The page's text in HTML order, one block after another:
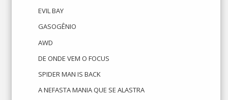
EVIL BAY
GASOGÊNIO
AWD
DE ONDE VEM O FOCUS
SPIDER MAN IS BACK
A NEFASTA MANIA QUE SE ALASTRA